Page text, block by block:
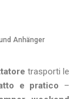
Anhänger
trasporti le
e pratico –